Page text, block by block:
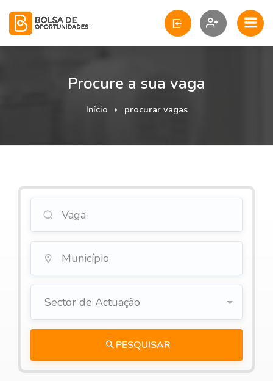
Procure a sua vaga
Início procurar vagas
Sector de Actuação
PESQUISAR